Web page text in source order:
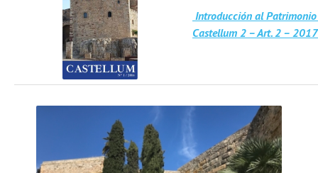
Introducción al
Castellum 2 – Art. 2 – 2017